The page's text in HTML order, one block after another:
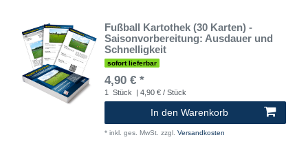
Fußball Kartothek (30 Karten) -
Saisonvorbereitung: Ausdauer und
Schnelligkeit
sofort lieferbar
4,90 € *
1 Stück | 4,90 € / Stück
In den Warenkorb
* inkl. ges. MwSt. zzgl. Versandkosten